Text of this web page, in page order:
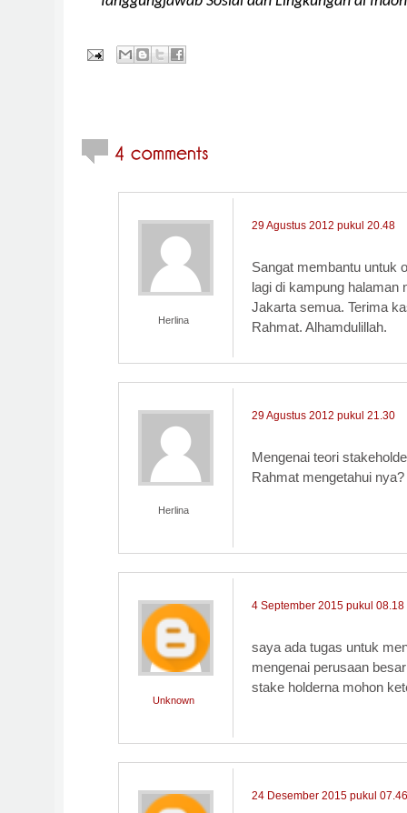
Herlina
29 Agustus 2012 pukul 20.48
Sangat membantu untuk
lagi di kampung halaman
Jakarta semua. Terima
Rahmat. Alhamdulillah.
Herlina
29 Agustus 2012 pukul 21.30
Mengenai teori
Rahmat mengetahui nya?
Unknown
4 September 2015 pukul 08.18
saya ada tugas untuk
mengenai perusaan
stake holderna mohon
24 Desember 2015 pukul 07.46